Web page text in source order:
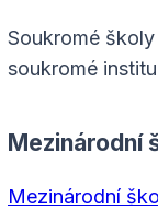
Soukromé
soukromé
Mezinárodní
Mezinárodní